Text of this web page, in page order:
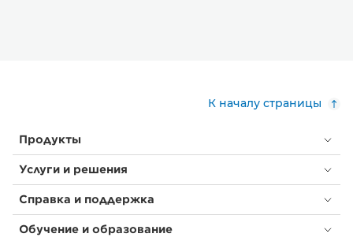
К началу страницы
Продукты
Услуги и решения
Справка и поддержка
Обучение и образование